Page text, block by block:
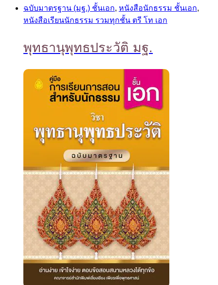
ฉบับมาตรฐาน (มฐ.) ชั้นเอก, หนังสือนักธรรม ชั้นเอก,
หนังสือเรียนนักธรรม รวมทุกชั้น ตรี โท เอก
พุทธานุพุทธประวัติ มฐ.